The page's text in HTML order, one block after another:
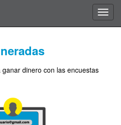
dinero con las encuestas